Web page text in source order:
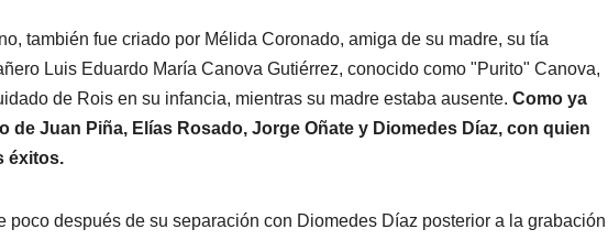
también fue criado por Mélida Coronado, amiga de su madre, su tía
Luis Eduardo María Canova Gutiérrez, conocido como "Purito" Canova,
de Rois en su infancia, mientras su madre estaba ausente. Como ya
de Juan Piña, Elías Rosado, Jorge Oñate y Diomedes Díaz, con quien
éxitos.
poco después de su separación con Diomedes Díaz posterior a la grabación